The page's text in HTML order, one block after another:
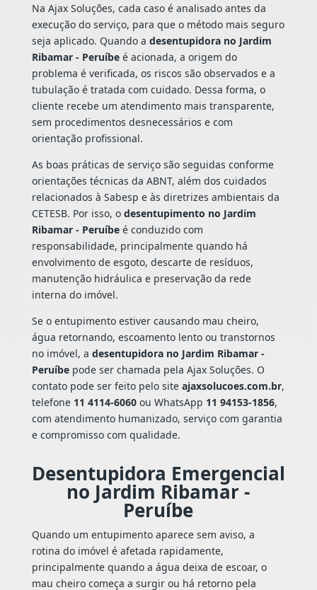
Na Ajax Soluções, cada caso é analisado antes da
execução do serviço, para que o método mais seguro
seja aplicado. Quando a desentupidora no Jardim
Ribamar - Peruíbeé acionada, a origem do
problema é verificada, os riscos são observados e a
tubulação é tratada com cuidado. Dessa forma, o
cliente recebe um atendimento mais transparente,
sem procedimentos desnecessários e com
orientação profissional.
As boas práticas de serviço são seguidas conforme
orientações técnicas da ABNT, além dos cuidados
relacionados à Sabesp e às diretrizes ambientais da
CETESB. Por isso, o desentupimento no Jardim
Ribamar - Peruíbeé conduzido com
responsabilidade, principalmente quando há
envolvimento de esgoto, descarte de resíduos,
manutenção hidráulica e preservação da rede
interna do imóvel.
Se o entupimento estiver causando mau cheiro,
água retornando, escoamento lento ou transtornos
no imóvel, a desentupidora no Jardim Ribamar -
Peruíbepode ser chamada pela Ajax Soluções. O
contato pode ser feito pelo site ajaxsolucoes.com.br,
telefone 11 4114-6060ou WhatsApp 11 94153-1856,
com atendimento humanizado, serviço com garantia
e compromisso com qualidade.
Desentupidora Emergencial
no Jardim Ribamar -
Peruíbe
Quando um entupimento aparece sem aviso, a
rotina do imóvel é afetada rapidamente,
principalmente quando a água deixa de escoar, o
mau cheiro começa a surgir ou há retorno pela